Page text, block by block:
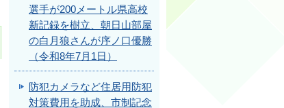
選手が200メートル県高校
新記録を樹立、朝日山部屋
の白月狼さんが序ノ口優勝
（令和8年7月1日）
防犯カメラなど住居用防犯
対策費用を助成、市制記念